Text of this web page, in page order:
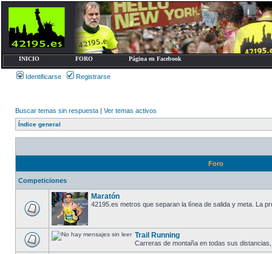
INICIO FORO Página en Facebook
Identificarse Registrarse
Buscar temas sin respuesta | Ver temas activos
Índice general
Foro
Competiciones
Maratón
42195.es metros que separan la línea de salida y meta. La
Trail Running
Carreras de montaña en todas sus